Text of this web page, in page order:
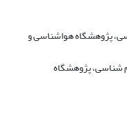
پژوهشگاه هواشناسی و
شناسی، پژوهشگاه